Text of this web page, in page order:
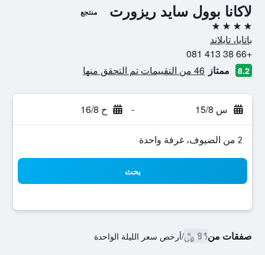
لاكانا بوول سايد ريزورت منتجع
4 نجوم
باتايا، تايلاند
+66 38 413 081
8.2 ممتاز 46 من التقييمات تم التحقق منها
س 15/8 - ح 16/8
2 من الضيوف، غرفة واحدة
بحث
صفقات من84 ﷼ /أرخص سعر الليلة الواحدة